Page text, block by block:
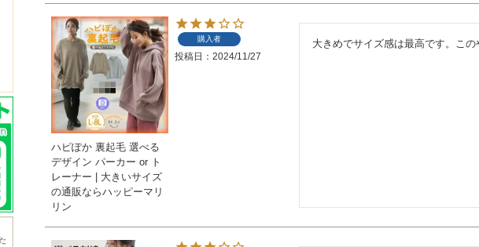
ハピぽか 裏起毛 選べる
デザイン パーカー or ト
レーナー | 大きいサイズ
の通販ならハッピーマリ
リン
購入者
投稿日 2024/11/27
大きめでサイズ感は最高です。こ